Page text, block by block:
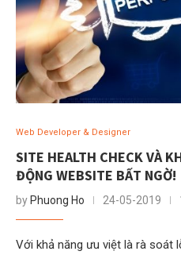
Web Developer & Designer
SITE HEALTH CHECK VÀ
ĐỘNG WEBSITE BẤT NGỜ!
by Phuong Ho 24-05-2019
Với khả năng ưu việt là rà soát